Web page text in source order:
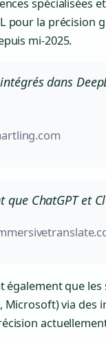
spécialisées
pour la précision
mi-2025.
dans
ChatGPT et
également que
Microsoft) via des